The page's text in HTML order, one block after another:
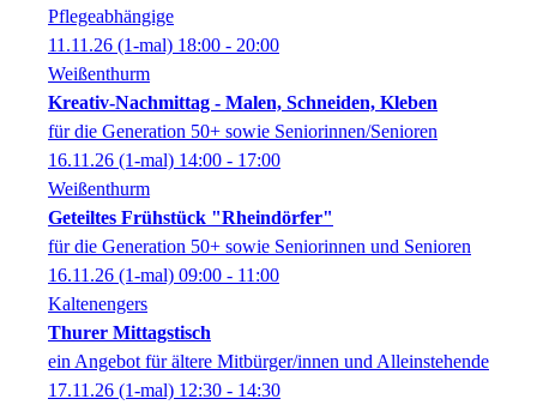
Pflegeabhängige
11.11.26 (1-mal) 18:00 - 20:00
Weißenthurm
Kreativ-Nachmittag - Malen, Schneiden, Kleben
für die Generation 50+ sowie Seniorinnen/Senioren
16.11.26 (1-mal) 14:00 - 17:00
Weißenthurm
Geteiltes Frühstück "Rheindörfer"
für die Generation 50+ sowie Seniorinnen und Senioren
16.11.26 (1-mal) 09:00 - 11:00
Kaltenengers
Thurer Mittagstisch
ein Angebot für ältere Mitbürger/innen und Alleinstehende
17.11.26 (1-mal) 12:30 - 14:30